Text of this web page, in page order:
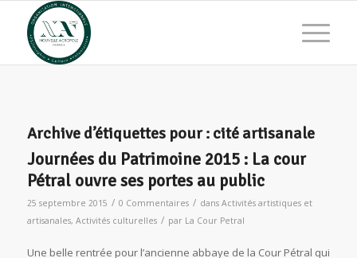
Archive d’étiquettes pour : cité artisanale
Journées du Patrimoine 2015 : La cour
Pétral ouvre ses portes au public
25 septembre 2015 / 0 Commentaires / dans Activités artistiques et
artisanales, Activités culturelles / par La Cour Petral
Une belle rentrée pour l’ancienne abbaye de la Cour Pétral qui